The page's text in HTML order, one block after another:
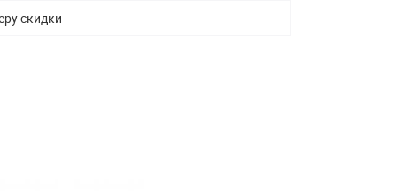
скидки